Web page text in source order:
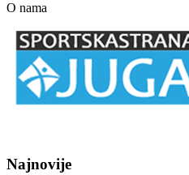
O nama
Najnovije